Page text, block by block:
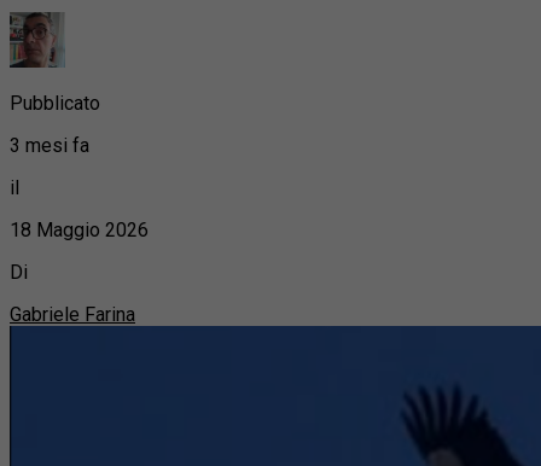
Pubblicato
3 mesi fa
il
18 Maggio 2026
Di
Gabriele Farina